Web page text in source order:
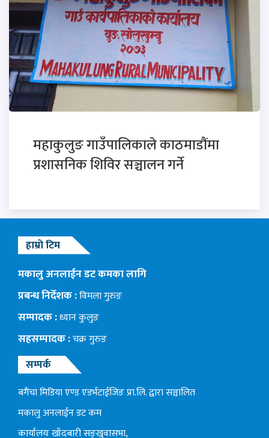
महाकुलुङ गाउँपालिकाले काठमाडौंमा
प्रशासनिक शिविर सञ्चालन गर्ने
हाम्रो टिम
मकालु अनलाईन डट कमका लागि
प्रबन्ध निर्देशक :विमला गुरुङ
सम्पादक :ध्यान कुलुङ
सहसम्पादक :चक्र गुरुङ
सम्पर्क
बगैंचा मिडिया एण्ड एडर्भटाईजिङ प्रा.लि. द्वारा सञ्चालित
मकालु अनलाईन डट कम
कार्यालयः खाँदबारी सङ्खुवासभा,